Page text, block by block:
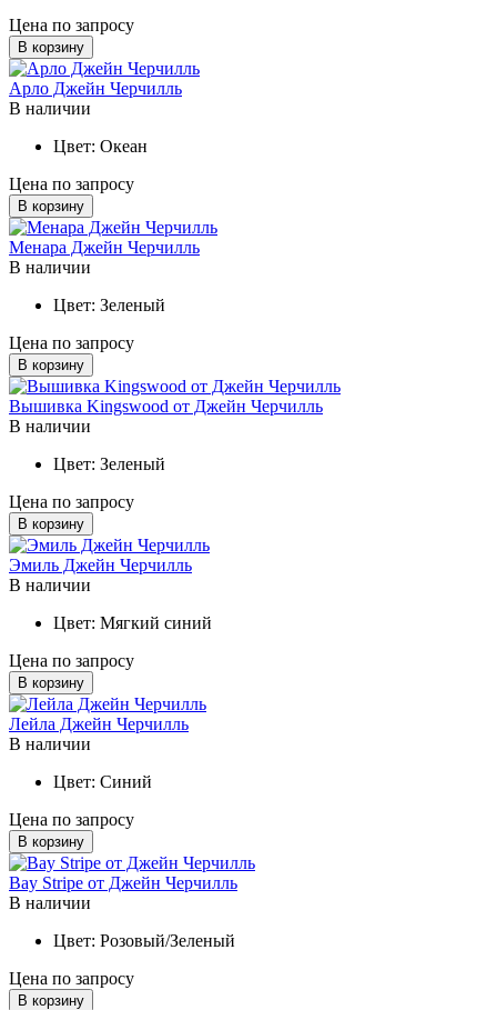
Цена по запросу
В корзину
Арло Джейн Черчилль
В наличии
Цвет: Океан
Цена по запросу
В корзину
Менара Джейн Черчилль
В наличии
Цвет: Зеленый
Цена по запросу
В корзину
Вышивка Kingswood от Джейн Черчилль
В наличии
Цвет: Зеленый
Цена по запросу
В корзину
Эмиль Джейн Черчилль
В наличии
Цвет: Мягкий синий
Цена по запросу
В корзину
Лейла Джейн Черчилль
В наличии
Цвет: Синий
Цена по запросу
В корзину
Bay Stripe от Джейн Черчилль
В наличии
Цвет: Розовый/Зеленый
Цена по запросу
В корзину